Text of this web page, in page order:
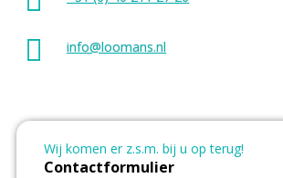
info@loomans.nl
Wij komen er z.s.m. bij u op terug!
Contactformulier